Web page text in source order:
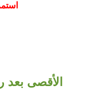
الأقصى بعد